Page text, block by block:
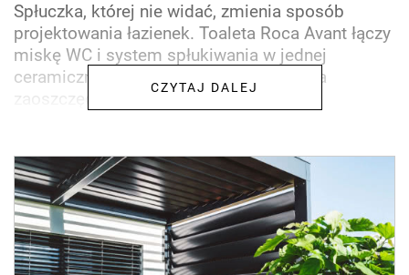
Spłuczka, której nie widać, zmienia sposób
projektowania łazienek. Toaleta Roca Avant łączy
miskę WC i system spłukiwania w jednej
ceramicznej bryle, dzięki czemu pozwala
zaoszczędzić miejsce bez...
CZYTAJ DALEJ